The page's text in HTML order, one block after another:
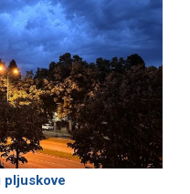
pljuskove